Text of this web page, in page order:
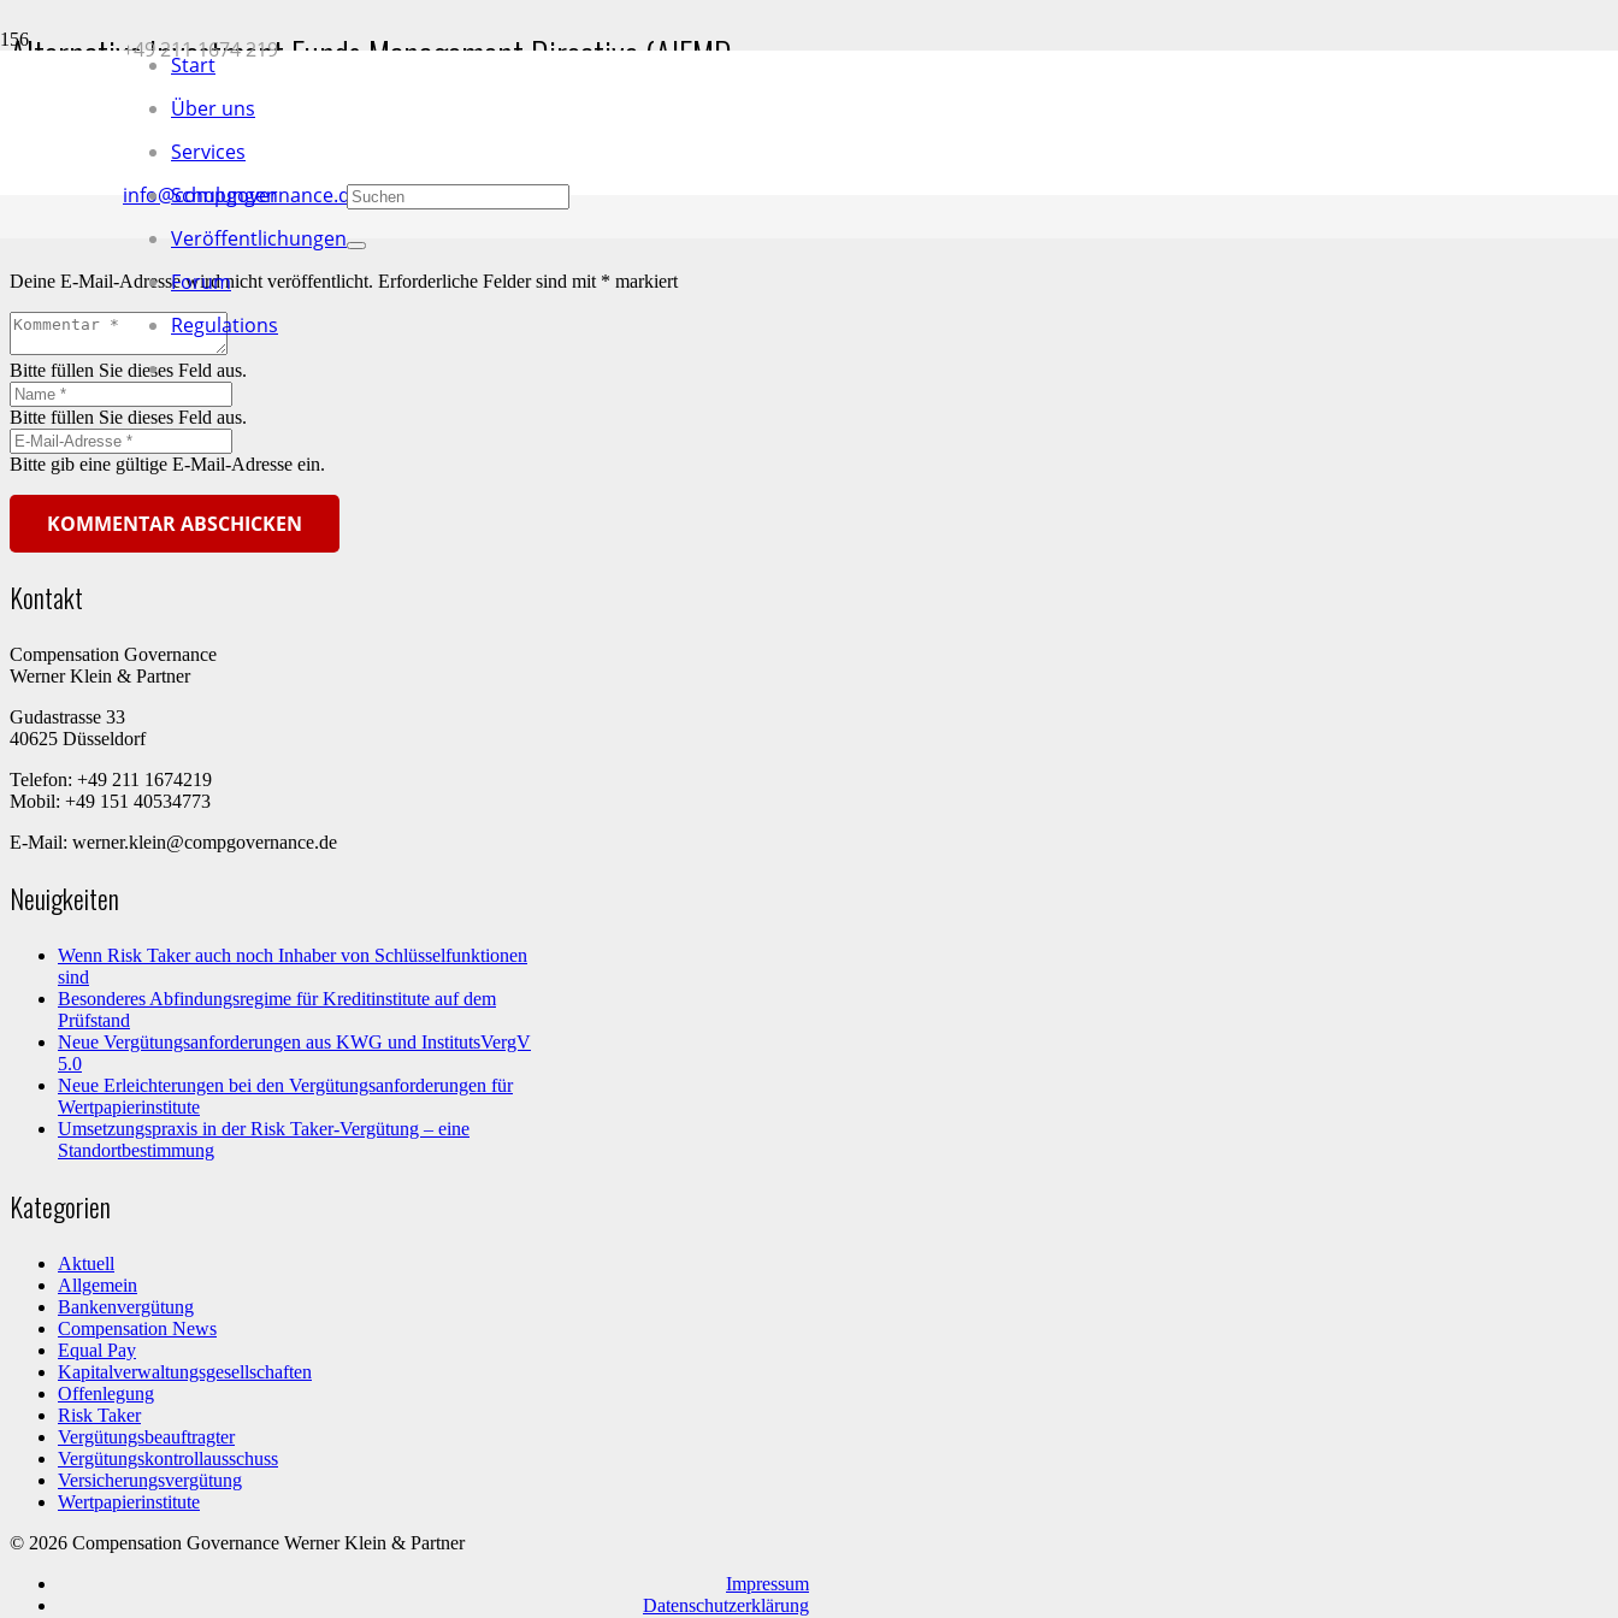
+49 211 1674 219
info@compgovernance.de
Start
Über uns
Services
Schulungen
Veröffentlichungen
Forum
Regulations
Alternative Investment Funds Management Directive (AIFMD
Alternative Investment Funds Management Directive (AIFMD
Schreibe einen Kommentar
Deine E-Mail-Adresse wird nicht veröffentlicht. Erforderliche Felder sind mit * markiert
Bitte füllen Sie dieses Feld aus.
Bitte füllen Sie dieses Feld aus.
Bitte gib eine gültige E-Mail-Adresse ein.
KOMMENTAR ABSCHICKEN
Kontakt
Compensation Governance
Werner Klein & Partner
Gudastrasse 33
40625 Düsseldorf
Telefon: +49 211 1674219
Mobil: +49 151 40534773
E-Mail: werner.klein@compgovernance.de
Neuigkeiten
Wenn Risk Taker auch noch Inhaber von Schlüsselfunktionen
sind
Besonderes Abfindungsregime für Kreditinstitute auf dem
Prüfstand
Neue Vergütungsanforderungen aus KWG und InstitutsVergV
5.0
Neue Erleichterungen bei den Vergütungsanforderungen für
Wertpapierinstitute
Umsetzungspraxis in der Risk Taker-Vergütung – eine
Standortbestimmung
Kategorien
Aktuell
Allgemein
Bankenvergütung
Compensation News
Equal Pay
Kapitalverwaltungsgesellschaften
Offenlegung
Risk Taker
Vergütungsbeauftragter
Vergütungskontrollausschuss
Versicherungsvergütung
Wertpapierinstitute
© 2026 Compensation Governance Werner Klein & Partner
Impressum
Datenschutzerklärung